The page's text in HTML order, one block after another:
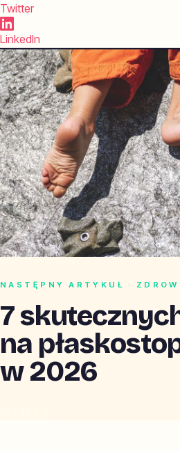
Twitter
LinkedIn
NASTĘPNY ARTYKUŁ ·
7
na
w 2026